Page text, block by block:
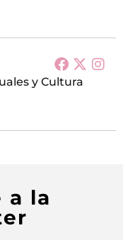
y Cultura
a la